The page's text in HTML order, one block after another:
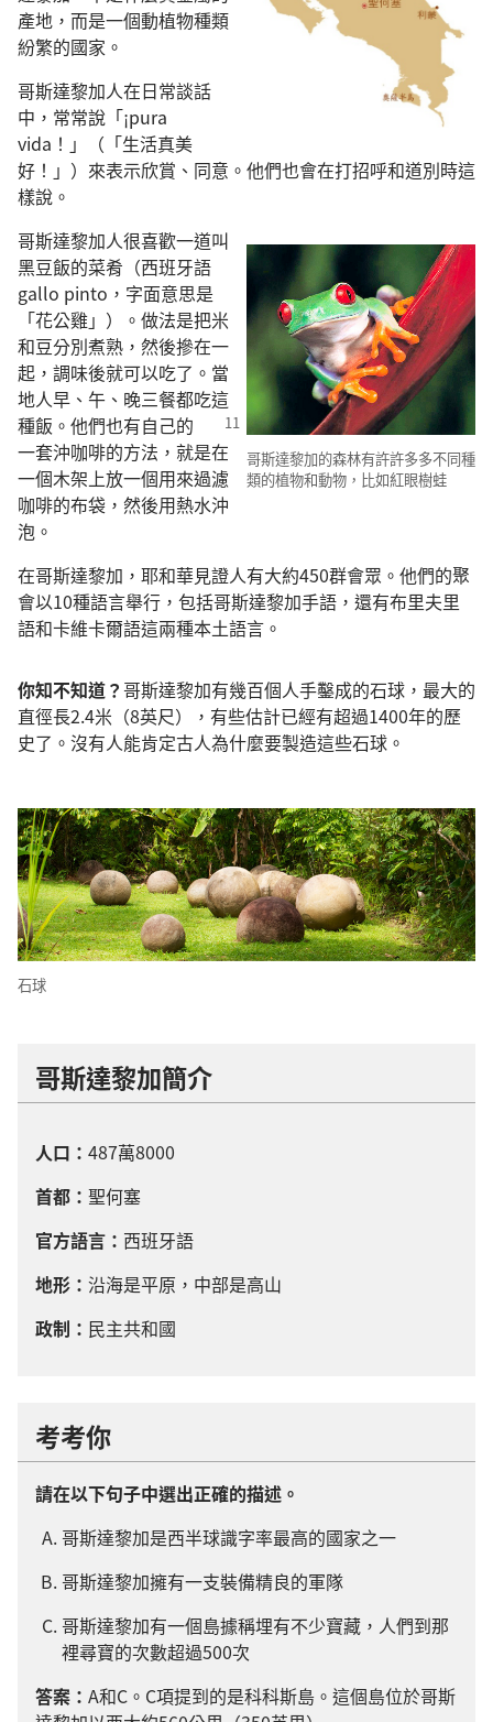
產地，而是一個動植物種類
紛繁的國家。
哥斯達黎加人在日常談話
中，常常說「¡pura
vida！」（「生活真美
好！」）來表示欣賞、同意。他們也會在打招呼和道別時這
樣說。
哥斯達黎加的森林有許許多多不同種
類的植物和動物，比如紅眼樹蛙
哥斯達黎加人很喜歡一道叫
黑豆飯的菜肴（西班牙語
gallo pinto，字面意思是
「花公雞」）。做法是把米
和豆分別煮熟，然後摻在一
起，調味後就可以吃了。當
地人早、午、晚三餐都吃這
種飯。他們也有自己的
一套沖咖啡的方法，就是在
一個木架上放一個用來過濾
咖啡的布袋，然後用熱水沖
泡。
在哥斯達黎加，耶和華見證人有大約450群會眾。他們的聚
會以10種語言舉行，包括哥斯達黎加手語，還有布里夫里
語和卡維卡爾語這兩種本土語言。
你知不知道？哥斯達黎加有幾百個人手鑿成的石球，最大的
直徑長2.4米（8英尺），有些估計已經有超過1400年的歷
史了。沒有人能肯定古人為什麼要製造這些石球。
石球
哥斯達黎加簡介
人口： 487萬8000
首都： 聖何塞
官方語言： 西班牙語
地形： 沿海是平原，中部是高山
政制： 民主共和國
考考你
請在以下句子中選出正確的描述。
哥斯達黎加是西半球識字率最高的國家之一
哥斯達黎加擁有一支裝備精良的軍隊
哥斯達黎加有一個島據稱埋有不少寶藏，人們到那
裡尋寶的次數超過500次
答案： A和C。C項提到的是科科斯島。這個島位於哥斯